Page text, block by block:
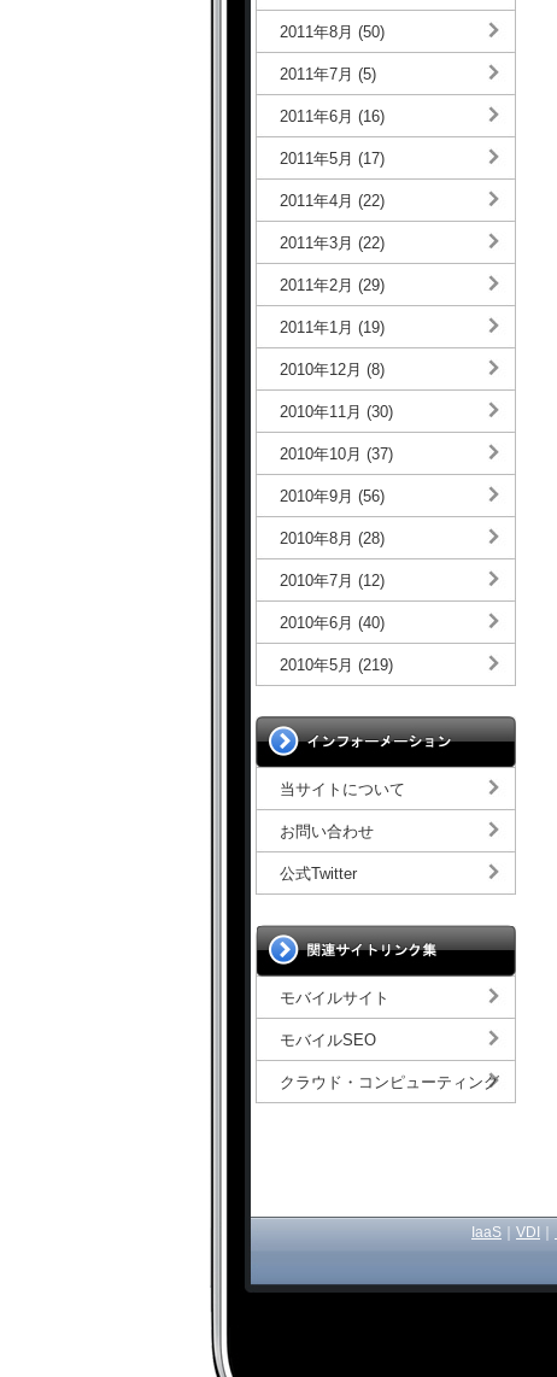
2011年8月 (50)
2011年7月 (5)
2011年6月 (16)
2011年5月 (17)
2011年4月 (22)
2011年3月 (22)
2011年2月 (29)
2011年1月 (19)
2010年12月 (8)
2010年11月 (30)
2010年10月 (37)
2010年9月 (56)
2010年8月 (28)
2010年7月 (12)
2010年6月 (40)
2010年5月 (219)
当サイトについて
お問い合わせ
公式Twitter
モバイルサイト
モバイルSEO
クラウド・コンピューティング
IaaS VDI